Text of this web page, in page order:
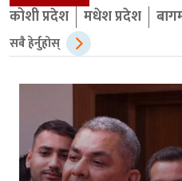
कोशी प्रदेश मधेश प्रदेश
सबै हेर्नुहोस्